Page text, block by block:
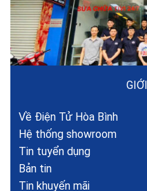
Về Điện Tử Hòa Bình
Hệ thống showroom
Tin tuyển dụng
Bản tin
Tin khuyến mãi